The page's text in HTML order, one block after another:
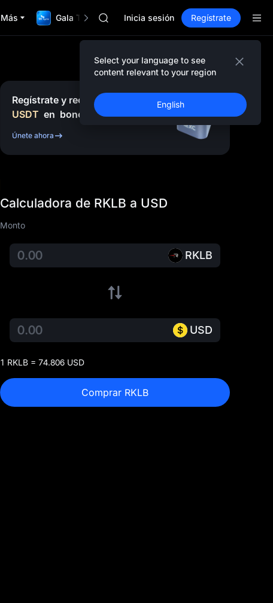
Más Gala TradFi de $1,000,000
BLESS
SHOP
LLY
Inicia sesión Regístrate
Select your language to see
content relevant to your region
English
Regístrate y recibe hasta
10,000
USDT en bonos
Únete ahora
Calculadora de RKLB a USD
Monto
RKLB
USD
1 RKLB = 74.806 USD
Comprar RKLB